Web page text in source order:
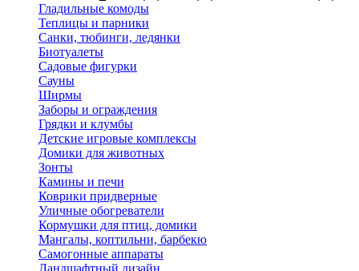
Гладильные комоды
Теплицы и парники
Санки, тюбинги, ледянки
Биотуалеты
Садовые фигурки
Сауны
Ширмы
Заборы и ограждения
Грядки и клумбы
Детские игровые комплексы
Домики для животных
Зонты
Камины и печи
Коврики придверные
Уличные обогреватели
Кормушки для птиц, домики
Мангалы, коптильни, барбекю
Самогонные аппараты
Ландшафтный дизайн